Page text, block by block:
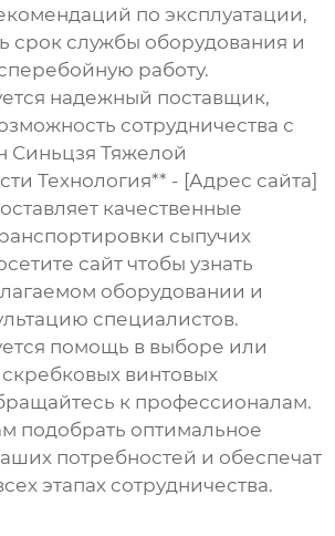
по эксплуатации,
срок службы оборудования и
работу.
надежный поставщик,
сотрудничества с
Тяжелой
Технология** - [Адрес сайта]
качественные
сыпучих
сайт чтобы узнать
оборудовании и
специалистов.
помощь в выборе или
скребковых винтовых
к профессионалам.
подобрать оптимальное
потребностей и обеспечат
этапах сотрудничества.